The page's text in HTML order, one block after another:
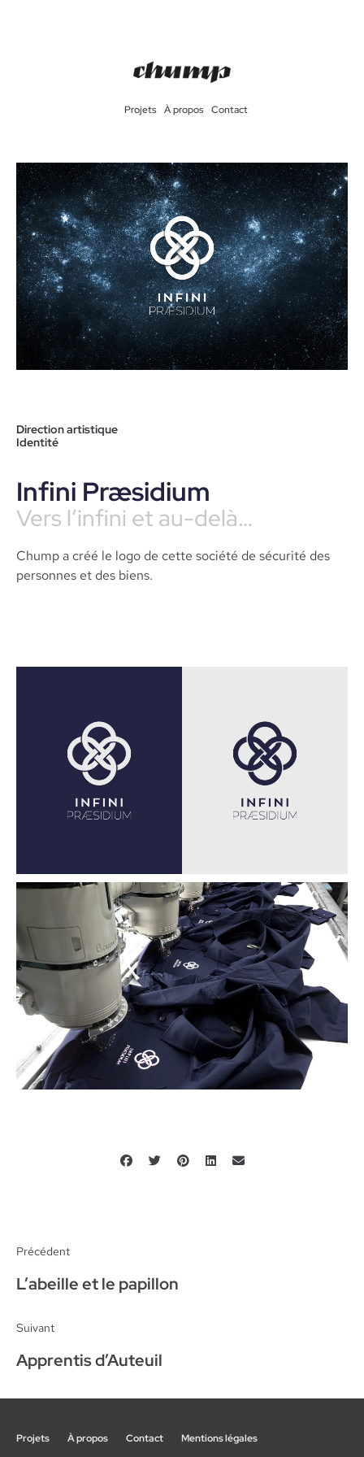
Projets À propos Contact
Direction artistique
Identité
Infini Præsidium
Vers l’infini et au-delà…
Chump a créé le logo de cette société de sécurité des
personnes et des biens.
Précédent
L’abeille et le papillon
Suivant
Apprentis d’Auteuil
Projets À propos Contact Mentions légales